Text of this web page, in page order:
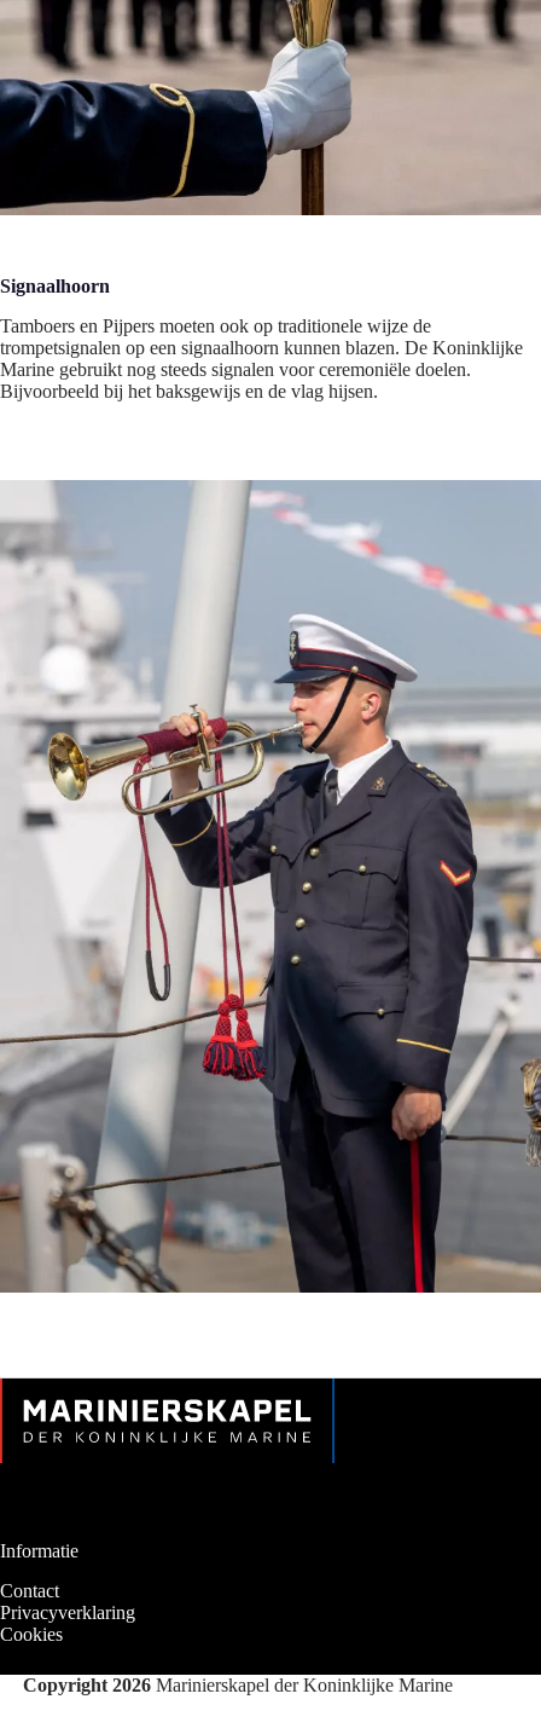
Signaalhoorn
Tamboers en Pijpers moeten ook op traditionele wijze de
trompetsignalen op een signaalhoorn kunnen blazen. De Koninklijke
Marine gebruikt nog steeds signalen voor ceremoniële doelen.
Bijvoorbeeld bij het baksgewijs en de vlag hijsen.
Informatie
Contact
Privacyverklaring
Cookies
Copyright 2026 Marinierskapel der Koninklijke Marine